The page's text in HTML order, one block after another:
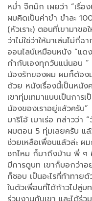
หม่ำ จ๊กม๊ก เผยว่า “เรื่อ
ผมคิดเป็นค่าขำ ขำละ
(หัวเราะ) ตอนที่เขามาข
ว่าไม่ใช่ว่าให้มาเล่นไม่กี่
ออนไลน์เหมือนหนัง “แด
กำกับเองทุกวันแน่นอน ”
น้องรักของผม ผมก็ต้อง
ด้วย หนังเรื่องนี้เป็นหนั
เขาทุ่มเทมาแบบเป็นการ
น้องของเราอยู่แล้วครับ”
มาริโอ้ เมาเร่อ กล่าวว่า
ผมตอน 5 ทุ่มเลยครับ แ
ช่วยเหลือเพื่อนแล้วล่ะ ผ
ชกไหม ก็มาถึงบ้าน พี่ ๆ
มีการดูบท เขาก็บอกว่าอ
ก็ชอบ เป็นอะไรที่ท้าทาย
ในตัวเพื่อนที่ได้ก้าวไปสู่บ